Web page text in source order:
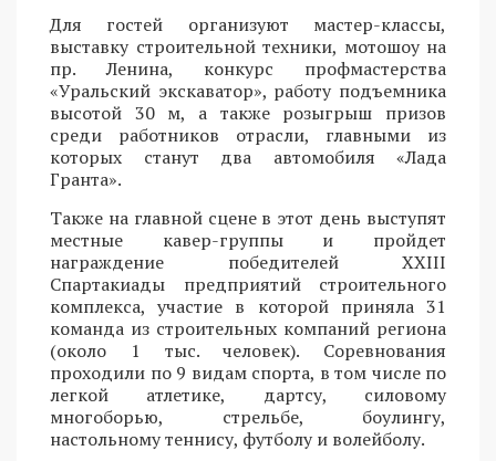
Для гостей организуют мастер-классы,
выставку строительной техники, мотошоу на
пр. Ленина, конкурс профмастерства
«Уральский экскаватор», работу подъемника
высотой 30 м, а также розыгрыш призов
среди работников отрасли, главными из
которых станут два автомобиля «Лада
Гранта».
Также на главной сцене в этот день выступят
местные кавер-группы и пройдет
награждение победителей XXIII
Спартакиады предприятий строительного
комплекса, участие в которой приняла 31
команда из строительных компаний региона
(около 1 тыс. человек). Соревнования
проходили по 9 видам спорта, в том числе по
легкой атлетике, дартсу, силовому
многоборью, стрельбе, боулингу,
настольному теннису, футболу и волейболу.